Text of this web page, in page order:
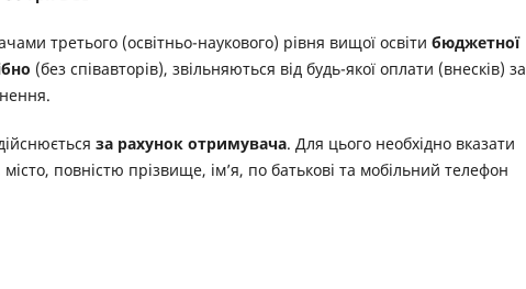
третього (освітньо-наукового) рівня вищої освіти бюджетної
(без співавторів), звільняються від будь-якої оплати (внесків) за
за рахунок отримувача. Для цього необхідно вказати
повністю прізвище, ім’я, по батькові та мобільний телефон